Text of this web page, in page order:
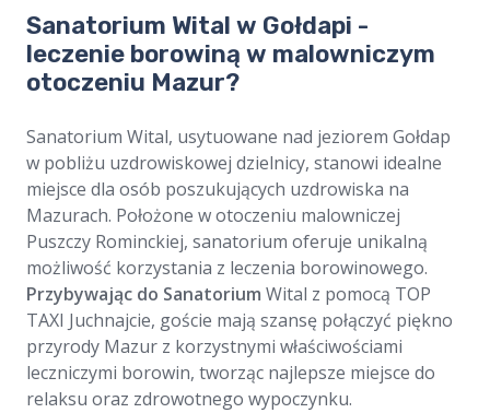
Sanatorium Wital w Gołdapi -
leczenie borowiną w malowniczym
otoczeniu Mazur?
Sanatorium Wital, usytuowane nad jeziorem Gołdap
w pobliżu uzdrowiskowej dzielnicy, stanowi idealne
miejsce dla osób poszukujących uzdrowiska na
Mazurach. Położone w otoczeniu malowniczej
Puszczy Rominckiej, sanatorium oferuje unikalną
możliwość korzystania z leczenia borowinowego.
Przybywając do Sanatorium Wital z pomocą TOP
TAXI Juchnajcie, goście mają szansę połączyć piękno
przyrody Mazur z korzystnymi właściwościami
leczniczymi borowin, tworząc najlepsze miejsce do
relaksu oraz zdrowotnego wypoczynku.